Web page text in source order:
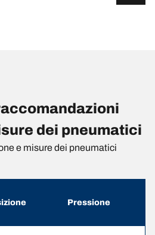
dei pneumatici
e misure dei pneumatici
Pressione